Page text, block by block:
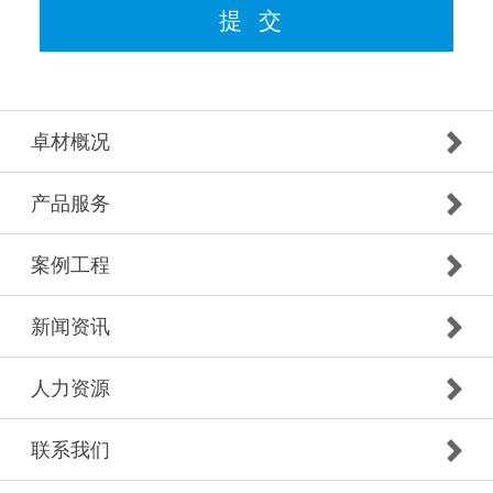
卓材概况
产品服务
案例工程
新闻资讯
人力资源
联系我们